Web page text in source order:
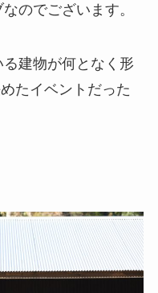
のでございます。
建物が何となく形
たイベントだった